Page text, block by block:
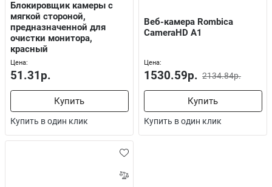
Блокировщик камеры с
мягкой стороной,
предназначенной для
очистки монитора,
красный
Цена:
51.31р.
Купить
Купить в один клик
Веб-камера Rombica
CameraHD A1
Цена:
1530.59р. 2134.84р.
Купить
Купить в один клик